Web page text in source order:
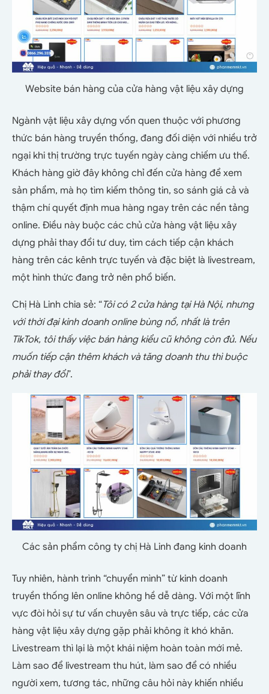
Website bán hàng của cửa hàng vật liệu xây dựng
Ngành vật liệu xây dựng vốn quen thuộc với phương
thức bán hàng truyền thống, đang đối diện với nhiều trở
ngại khi thị trường trực tuyến ngày càng chiếm ưu thế.
Khách hàng giờ đây không chỉ đến cửa hàng để xem
sản phẩm, mà họ tìm kiếm thông tin, so sánh giá cả và
thậm chí quyết định mua hàng ngay trên các nền tảng
online. Điều này buộc các chủ cửa hàng vật liệu xây
dựng phải thay đổi tư duy, tìm cách tiếp cận khách
hàng trên các kênh trực tuyến và đặc biệt là livestream,
một hình thức đang trở nên phổ biến.
Chị Hà Linh chia sẻ: “Tôi có 2 cửa hàng tại Hà Nội, nhưng
với thời đại kinh doanh online bùng nổ, nhất là trên
TikTok, tôi thấy việc bán hàng kiểu cũ không còn đủ. Nếu
muốn tiếp cận thêm khách và tăng doanh thu thì buộc
phải thay đổi”.
Các sản phẩm công ty chị Hà Linh đang kinh doanh
Tuy nhiên, hành trình “chuyển mình” từ kinh doanh
truyền thống lên online không hề dễ dàng. Với một lĩnh
vực đòi hỏi sự tư vấn chuyên sâu và trực tiếp, các cửa
hàng vật liệu xây dựng gặp phải không ít khó khăn.
Livestream thì lại là một khái niệm hoàn toàn mới mẻ.
Làm sao để livestream thu hút, làm sao để có nhiều
người xem, tương tác, những câu hỏi này khiến nhiều